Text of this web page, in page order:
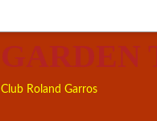
GARDEN
Club Roland Garros